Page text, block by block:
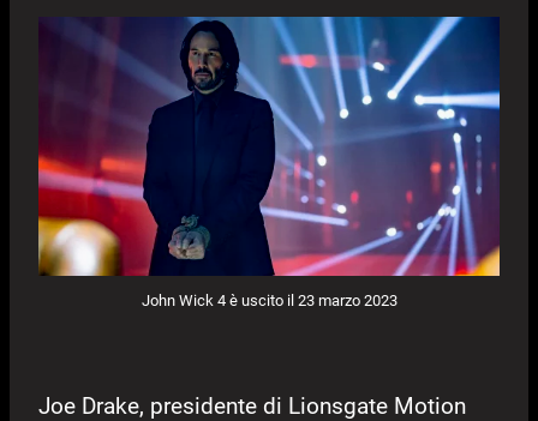
John Wick 4 è uscito il 23 marzo 2023
Joe Drake, presidente di Lionsgate Motion